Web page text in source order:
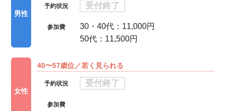
男性
予約状況 受付終了
参加費
30・40代：11,000円
50代：11,500円
女性
40〜57歳位／若く見られる
予約状況 受付終了
参加費